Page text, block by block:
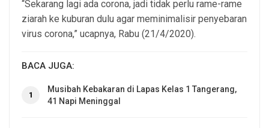
“Sekarang lagi ada corona, jadi tidak perlu rame-rame
ziarah ke kuburan dulu agar meminimalisir penyebaran
virus corona,” ucapnya, Rabu (21/4/2020).
BACA JUGA:
1
Musibah Kebakaran di Lapas Kelas 1 Tangerang,
41 Napi Meninggal